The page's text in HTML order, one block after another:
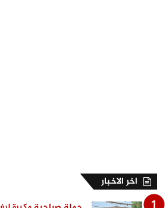
اخر الاخبار